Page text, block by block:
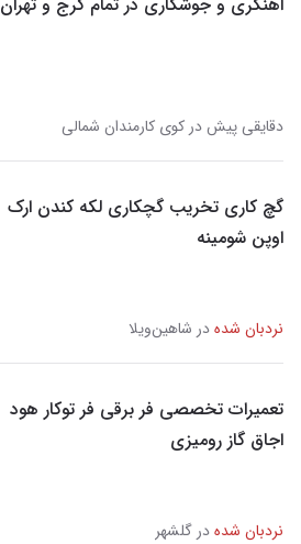
دقایقی پیش در کوی کارمندان شمالی
گچ کاری تخریب گچکاری لکه کندن ارک
اوپن شومینه
نردبان شدهدر شاهین‌ویلا
تعمیرات تخصصی فر برقی فر توکار هود
اجاق گاز رومیزی
نردبان شدهدر گلشهر